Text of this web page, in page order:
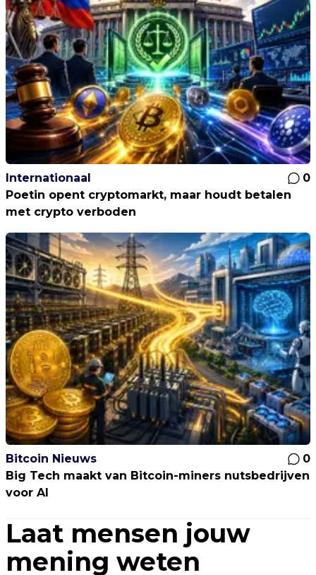
Internationaal
0
Poetin opent cryptomarkt, maar houdt betalen
met crypto verboden
Bitcoin Nieuws
0
Big Tech maakt van Bitcoin-miners nutsbedrijven
voor AI
Laat mensen jouw
mening weten